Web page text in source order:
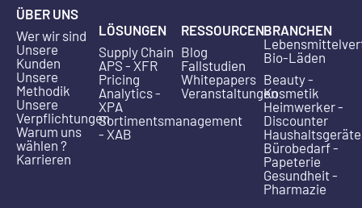
ÜBER UNS
Wer wir sind
Unsere
Kunden
Unsere
Methodik
Unsere
Verpflichtungen
Warum uns
wählen ?
Karrieren
LÖSUNGEN
Supply Chain
APS - XFR
Pricing
Analytics -
XPA
Sortimentsmanagement
- XAB
RESSOURCEN
Blog
Fallstudien
Whitepapers
Veranstaltungen
BRANCHEN
Bio-Läden
Beauty -
Kosmetik
Heimwerker -
Discounter
Haushaltsgeräte
Bürobedarf -
Papeterie
Gesundheit -
Pharmazie